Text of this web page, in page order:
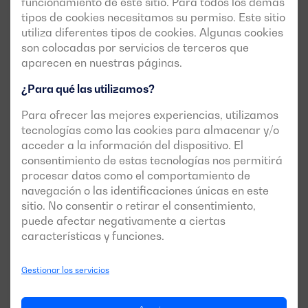
tipos de cookies necesitamos su permiso. Este sitio
utiliza diferentes tipos de cookies. Algunas cookies
son colocadas por servicios de terceros que
aparecen en nuestras páginas.
¿Para qué las utilizamos?
Para ofrecer las mejores experiencias, utilizamos
tecnologías como las cookies para almacenar y/o
acceder a la información del dispositivo. El
consentimiento de estas tecnologías nos permitirá
procesar datos como el comportamiento de
navegación o las identificaciones únicas en este
sitio. No consentir o retirar el consentimiento,
puede afectar negativamente a ciertas
características y funciones.
Gestionar los servicios
Industria y procesos productivos
En naves industriales y plantas de producción, un grupo
electrógeno cercano a las 200 kVA podría garantizar la
continuidad de líneas críticas, sistemas de control,
compresores o maquinaria esencial, minimizando el
impacto de cortes de red.
Edificios corporativos y logística
Centros logísticos, oficinas técnicas o edificios
corporativos con sistemas de climatización, iluminación y
servidores propios encuentran en este rango de potencia
Infraestructuras críticas